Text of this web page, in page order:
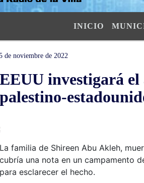
INICIO
de noviembre de 2022
EEUU investigará el
palestino-
La familia de Shireen Abu Akleh,
cubría una nota en un campamento
para esclarecer el hecho.